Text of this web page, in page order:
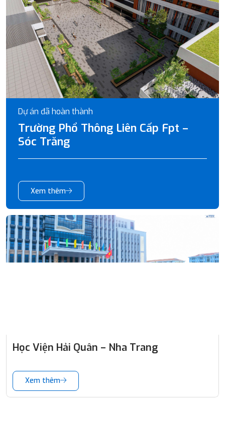
Dự án đã hoàn thành
Trường Phổ Thông Liên Cấp Fpt –
Sóc Trăng
Xem thêm
Học Viện Hải Quân – Nha Trang
Xem thêm